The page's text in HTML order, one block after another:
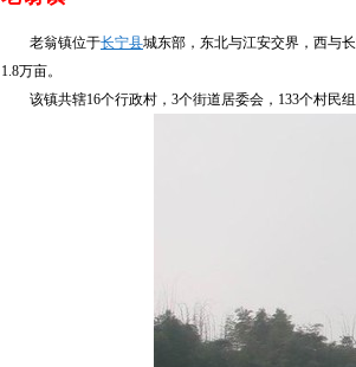
老翁镇位于长宁县城东部，东北与江安交界，西与
1.8万亩。
该镇共辖16个行政村，3个街道居委会，133个村民组